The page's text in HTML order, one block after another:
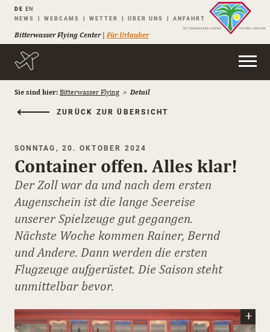
Bitterwasser Flying Center| Für Urlauber
Navigation
NEWS WEBCAMS WETTER ÜBER UNS ANFAHRT
DE EN
Sie sind hier: Bitterwasser Flying Detail
ZURÜCK ZUR ÜBERSICHT
SONNTAG, 20. OKTOBER 2024
Container offen. Alles klar!
Der Zoll war da und nach dem ersten
Augenschein ist die lange Seereise
unserer Spielzeuge gut gegangen.
Nächste Woche kommen Rainer, Bernd
und Andere. Dann werden die ersten
Flugzeuge aufgerüstet. Die Saison steht
unmittelbar bevor.